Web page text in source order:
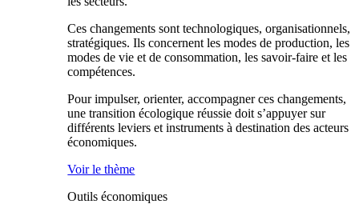
Ces changements sont technologiques, organisationnels,
stratégiques. Ils concernent les modes de production, les
modes de vie et de consommation, les savoir-faire et les
compétences.
Pour impulser, orienter, accompagner ces changements,
une transition écologique réussie doit s’appuyer sur
différents leviers et instruments à destination des acteurs
économiques.
Voir le thème
Outils économiques